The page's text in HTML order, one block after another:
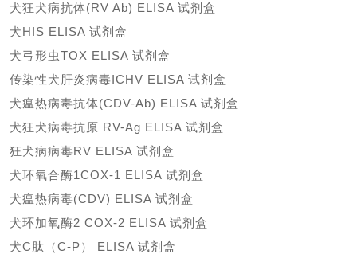
犬狂犬病抗体(RV Ab) ELISA 试剂盒
犬HIS ELISA 试剂盒
犬弓形虫TOX ELISA 试剂盒
传染性犬肝炎病毒ICHV ELISA 试剂盒
犬瘟热病毒抗体(CDV-Ab) ELISA 试剂盒
犬狂犬病毒抗原 RV-Ag ELISA 试剂盒
狂犬病病毒RV ELISA 试剂盒
犬环氧合酶1COX-1 ELISA 试剂盒
犬瘟热病毒(CDV) ELISA 试剂盒
犬环加氧酶2 COX-2 ELISA 试剂盒
犬C肽（C-P） ELISA 试剂盒